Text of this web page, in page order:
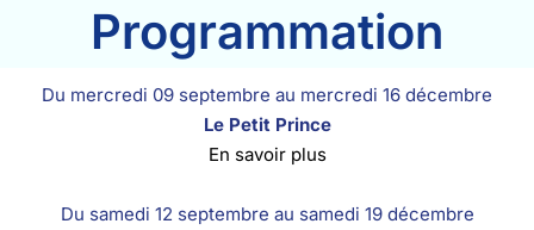
Programmation
Du mercredi 09 septembre au mercredi 16 décembre
Le Petit Prince
En savoir plus
Du samedi 12 septembre au samedi 19décembre